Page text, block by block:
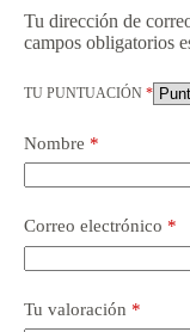
Tu dirección de
campos obligatorios
TU PUNTUACIÓN *
Nombre *
Correo electrónico *
Tu valoración *